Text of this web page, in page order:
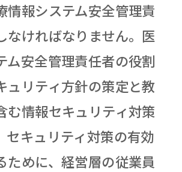
情報システム安全管理責
なければなりません。医
ム安全管理責任者の役割
ュリティ方針の策定と教
む情報セキュリティ対策
セキュリティ対策の有効
ために、経営層の従業員